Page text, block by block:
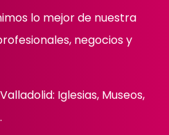
lo mejor de nuestra
negocios y
Iglesias, Museos,